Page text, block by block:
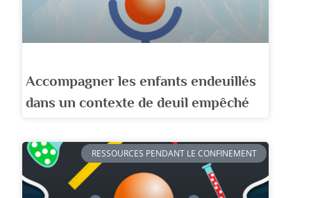
Accompagner les enfants endeuillés
dans un contexte de deuil empêché
RESSOURCES PENDANT LE CONFINEMENT